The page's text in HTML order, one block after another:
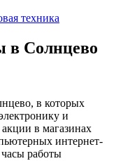
техника
в Солнцево
в которых
и
в магазинах
интернет-
работы